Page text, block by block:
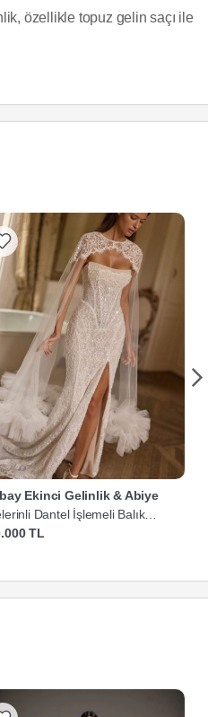
özellikle topuz gelin saçı ile
Ekinci Gelinlik & Abiye
Dantel İşlemeli Balık
TL